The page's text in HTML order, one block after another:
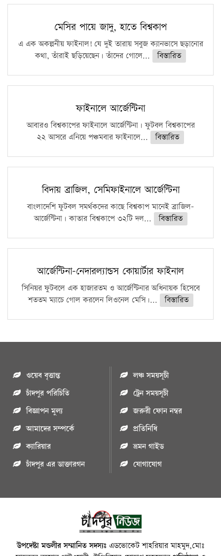
মেসির পায়ে জাদু, হাতে বিশ্বকাপ
এ এক অকল্পনীয় ফাইনাল! যে দুই তারায় সবুজ ক্যানভাসে ছড়ানোর
কথা, তাঁরাই ছড়িয়েছেন। তাঁদের গোলে...
বিস্তারিত
ফাইনালে আর্জেন্টিনা
আবারও বিশ্বকাপের ফাইনালে আর্জেন্টিনা। ফুটবল বিশ্বকাপের
২২ আসরে এনিয়ে পঞ্চমবার ফাইনালে...
বিস্তারিত
বিদায় ব্রাজিল, সেমিফাইনালে আর্জেন্টিনা
বাংলাদেশি ফুটবল সমর্থকদের কাছে বিশ্বকাপ মানেই ব্রাজিল-
আর্জেন্টিনা। কাতার বিশ্বকাপে ৩২টি দল...
বিস্তারিত
আর্জেন্টিনা-নেদারল্যান্ডস কোয়ার্টার ফাইনাল
সিনিয়র ফুটবলে এক হাজারতম ও আর্জেন্টিনার অধিনায়ক হিসেবে
শততম ম্যাচে গোল করলেন লিওনেল মেসি।...
বিস্তারিত
ওয়েব বৃত্তান্ত
চাঁদপুর পরিচিতি
বিজ্ঞাপন মুল্য
আমাদের সম্পর্কে
ক্যারিয়ার
চাঁদপুর এর ডাক্তারগন
লঞ্চ সময়সূচী
ট্রেন সময়সূচী
জরুরী ফোন নম্বর
প্রতিনিধি
ভ্রমন গাইড
যোগাযোগ
উপদেষ্টা মন্ডলীর সম্মানিত সদস্যঃ এডভোকেট শাহরিয়ার মাহমুদ,মোঃ